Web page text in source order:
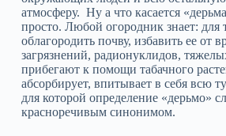
атмосферу. Ну а что касается
просто. Любой огородник знает: для
облагородить почву, избавить ее от
загрязнений, радионуклидов,
прибегают к помощи табачного
абсорбирует, впитывает в себя всю
для которой определение «дерьмо»
красноречивым синонимом.